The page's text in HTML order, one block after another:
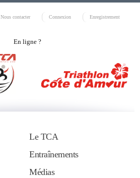
Nous contacter Connexion Enregistrement
En ligne ?
Le TCA
Entraînements
Médias